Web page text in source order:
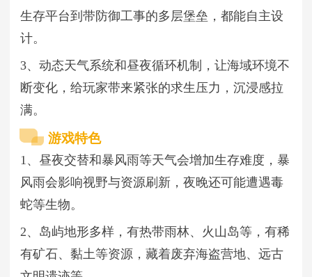
生存平台到带防御工事的多层堡垒，都能自主设
计。
3、动态天气系统和昼夜循环机制，让海域环境不
断变化，给玩家带来紧张的求生压力，沉浸感拉
满。
游戏特色
1、昼夜交替和暴风雨等天气会增加生存难度，暴
风雨会影响视野与资源刷新，夜晚还可能遭遇毒
蛇等生物。
2、岛屿地形多样，有热带雨林、火山岛等，有稀
有矿石、黏土等资源，藏着废弃海盗营地、远古